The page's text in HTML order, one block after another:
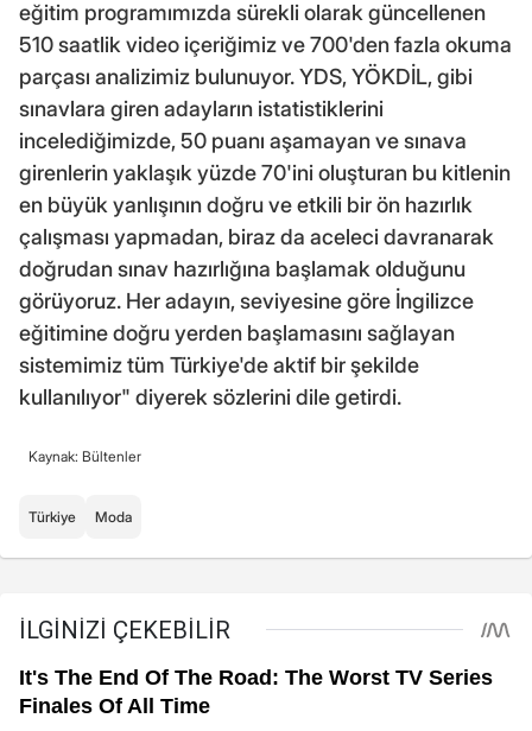
eğitim programımızda sürekli olarak güncellenen
510 saatlik video içeriğimiz ve 700'den fazla okuma
parçası analizimiz bulunuyor. YDS, YÖKDİL, gibi
sınavlara giren adayların istatistiklerini
incelediğimizde, 50 puanı aşamayan ve sınava
girenlerin yaklaşık yüzde 70'ini oluşturan bu kitlenin
en büyük yanlışının doğru ve etkili bir ön hazırlık
çalışması yapmadan, biraz da aceleci davranarak
doğrudan sınav hazırlığına başlamak olduğunu
görüyoruz. Her adayın, seviyesine göre İngilizce
eğitimine doğru yerden başlamasını sağlayan
sistemimiz tüm Türkiye'de aktif bir şekilde
kullanılıyor" diyerek sözlerini dile getirdi.
Kaynak: Bültenler
Türkiye Moda